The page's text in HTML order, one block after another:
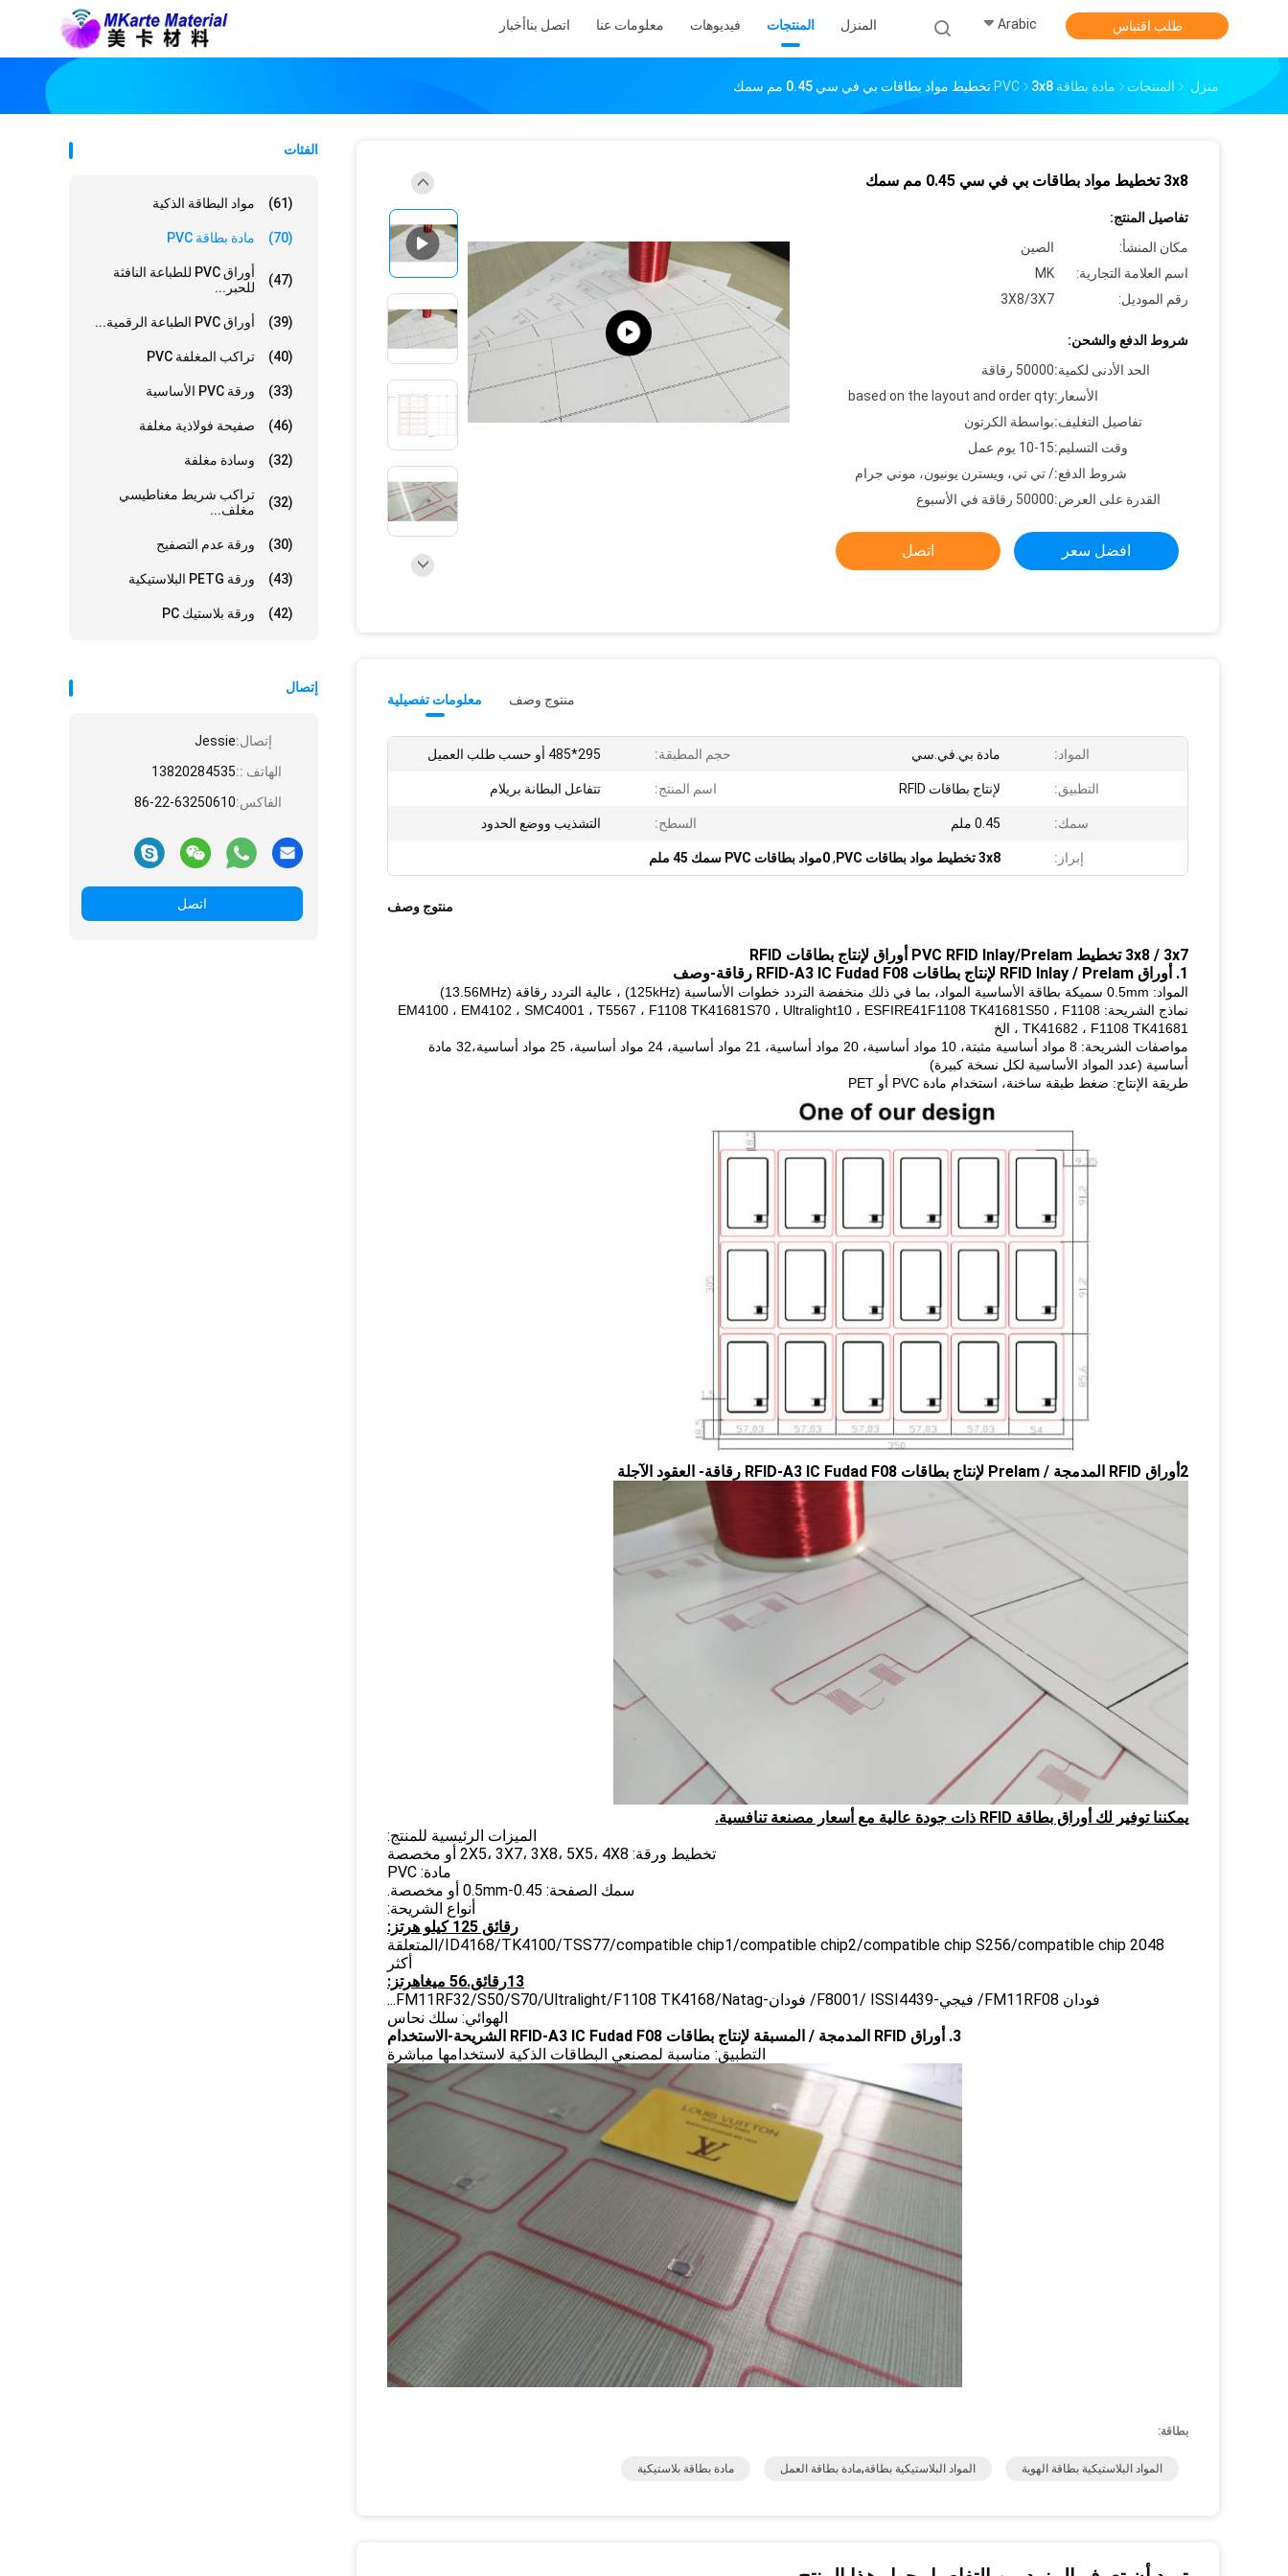
المنزل المنتجات فيديوهات معلومات عنا اتصل بناأخبار Arabic طلب اقتباس
منزل المنتجات مادة بطاقة PVC 3x8 تخطيط مواد بطاقات بي في سي 0.45 مم سمك
الفئات
مواد البطاقة الذكية (61)
مادة بطاقة PVC (70)
أوراق PVC للطباعة النافثة
للحبر...
(47)
أوراق PVC الطباعة الرقمية... (39)
تراكب المغلفة PVC (40)
ورقة PVC الأساسية (33)
صفيحة فولاذية مغلفة (46)
وسادة مغلفة (32)
تراكب شريط مغناطيسي
مغلف...
(32)
ورقة عدم التصفيح (30)
ورقة PETG البلاستيكية (43)
ورقة بلاستيك PC (42)
إتصال
إتصال:Jessie
الهاتف ::13820284535
الفاكس:86-22-63250610
اتصل
3x8 تخطيط مواد بطاقات بي في سي 0.45 مم سمك
تفاصيل المنتج:
مكان المنشأ:
الصين
اسم العلامة التجارية:
MK
رقم الموديل:
3X8/3X7
شروط الدفع والشحن:
الحد الأدنى لكمية:50000 رقاقة
الأسعار:based on the layout and order qty
تفاصيل التغليف:بواسطة الكرتون
وقت التسليم:10-15 يوم عمل
شروط الدفع:/ تي تي، ويسترن يونيون، موني جرام
القدرة على العرض:50000 رقاقة في الأسبوع
افضل سعر اتصل
معلومات تفصيلية منتوج وصف
المواد: مادة بي.في.سي حجم المطبقة: 295*485 أو حسب طلب العميل
التطبيق: لإنتاج بطاقات RFID اسم المنتج: تتفاعل البطانة بريلام
سمك: 0.45 ملم السطح: التشذيب ووضع الحدود
إبراز: 3x8 تخطيط مواد بطاقات PVC ,0مواد بطاقات PVC سمك 45 ملم
منتوج وصف
3x8 / 3x7 تخطيط PVC RFID Inlay/Prelam أوراق لإنتاج بطاقات RFID
1. أوراق RFID Inlay / Prelam لإنتاج بطاقات RFID-A3 IC Fudad F08 رقاقة-وصف
المواد: 0.5mm سميكة بطاقة الأساسية المواد، بما في ذلك منخفضة التردد خطوات الأساسية (125kHz) ، عالية التردد رقاقة (13.56MHz)
نماذج الشريحة: EM4100 ، EM4102 ، SMC4001 ، T5567 ، F1108 TK41681S70 ، Ultralight10 ، ESFIRE41F1108 TK41681S50 ، F1108
TK41682 ، F1108 TK41681 ، الخ
مواصفات الشريحة: 8 مواد أساسية مثبتة، 10 مواد أساسية، 20 مواد أساسية، 21 مواد أساسية، 24 مواد أساسية، 25 مواد أساسية،32 مادة
أساسية (عدد المواد الأساسية لكل نسخة كبيرة)
طريقة الإنتاج: ضغط طبقة ساخنة، استخدام مادة PVC أو PET
2أوراق RFID المدمجة / Prelam لإنتاج بطاقات RFID-A3 IC Fudad F08 رقاقة- العقود الآجلة
يمكننا توفير لك أوراق بطاقة RFID ذات جودة عالية مع أسعار مصنعة تنافسية.
الميزات الرئيسية للمنتج:
تخطيط ورقة: 2X5، 3X7، 3X8، 5X5، 4X8 أو مخصصة
مادة: PVC
سمك الصفحة: 0.45-0.5mm أو مخصصة.
أنواع الشريحة:
رقائق 125 كيلو هرتز:
ID4168/TK4100/TSS77/compatible chip1/compatible chip2/compatible chip S256/compatible chip 2048/المتعلقة
أكثر
13رقائق.56 ميغاهرتز:
فودان FM11RF08/ فيجي-F8001/ ISSI4439/ فودان-FM11RF32/S50/S70/Ultralight/F1108 TK4168/Natag...
الهوائي: سلك نحاس
3. أوراق RFID المدمجة / المسبقة لإنتاج بطاقات RFID-A3 IC Fudad F08 الشريحة-الاستخدام
التطبيق: مناسبة لمصنعي البطاقات الذكية لاستخدامها مباشرة
بطاقة:
المواد البلاستيكية بطاقة الهوية المواد البلاستيكية بطاقة,مادة بطاقة العمل مادة بطاقة بلاستيكية